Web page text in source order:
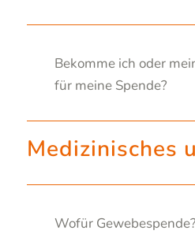
Bekomme ich oder
für meine Spende?
Medizinisches
Wofür Gewebespende?